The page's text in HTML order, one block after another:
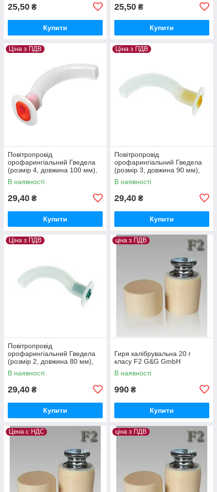
25,50 ₴
Купити
25,50 ₴
Купити
Ціна з ПДВ
Повітропровід
орофарингіальний Гведела
(розмір 4, довжина 100 мм),
стерильний
В наявності
29,40 ₴
Купити
Ціна з ПДВ
Повітропровід
орофарингіальний Гведела
(розмір 3, довжина 90 мм),
стерильний
В наявності
29,40 ₴
Купити
Ціна з ПДВ
Повітропровід
орофарингіальний Гведела
(розмір 2, довжина 80 мм),
стерильний
В наявності
29,40 ₴
Купити
ціна з ПДВ
Гиря калібрувальна 20 г
класу F2 G&G GmbH
В наявності
990 ₴
Купити
Цена с НДС ціна з ПДВ